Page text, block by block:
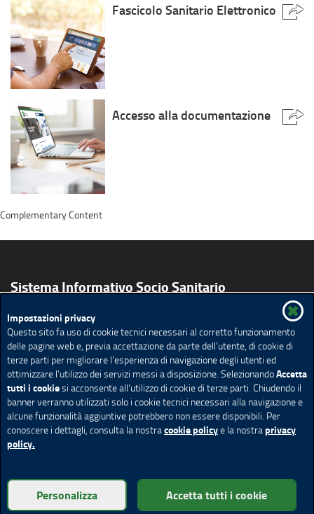
Fascicolo Sanitario Elettronico
Accesso alla documentazione
Impostazioni privacy
Questo sito fa uso di cookie tecnici necessari al corretto funzionamento
delle pagine web e, previa accettazione da parte dell’utente, di cookie di
terze parti per migliorare l’esperienza di navigazione degli utenti ed
ottimizzare l’utilizzo dei servizi messi a disposizione. SelezionandoAccetta
tutti i cookiesi acconsente all’utilizzo di cookie di terze parti. Chiudendo il
banner verranno utilizzati solo i cookie tecnici necessari alla navigazione e
alcune funzionalità aggiuntive potrebbero non essere disponibili. Per
conoscere i dettagli, consulta la nostracookie policye la nostraprivacy
policy.
Personalizza Accetta tutti i cookie
Sistema Informativo Socio Sanitario
Il Sistema Informativo Socio Sanitario
Servizi per il territorio
La Privacy nel SISS
Accesso alla documentazione
Feed Rss
Mappa del sito
Redazione
Privacy Note legali
Accessibilità
Cookie policy
Impostazione Cookie
© Copyright Regione Lombardia tutti i diritti riservati - C.F.
80050050154 - Piazza Città di Lombardia 1 - 20124 Milano
Complementary Content